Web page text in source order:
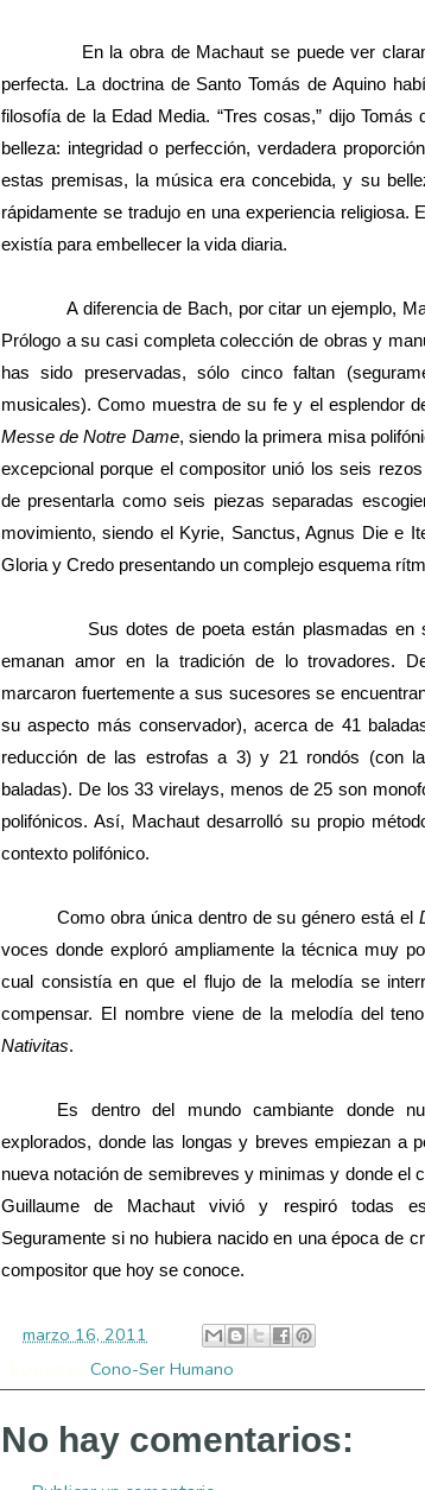
En la obra de Machaut se puede ver
perfecta. La doctrina de Santo Tomás de Aquino
filosofía de la Edad Media. “Tres cosas,” dijo Tomás
belleza: integridad o perfección, verdadera
estas premisas, la música era concebida, y su
rápidamente se tradujo en una experiencia religiosa.
existía para embellecer la vida diaria.
A diferencia de Bach, por citar un ejemplo,
Prólogo a su casi completa colección de obras y
has sido preservadas, sólo cinco faltan
musicales). Como muestra de su fe y el esplendor
Messe de Notre Dame, siendo la primera misa
excepcional porque el compositor unió los seis
de presentarla como seis piezas separadas
movimiento, siendo el Kyrie, Sanctus, Agnus Die e
Gloria y Credo presentando un complejo esquema
Sus dotes de poeta están plasmadas en
emanan amor en la tradición de lo trovadores.
marcaron fuertemente a sus sucesores se
su aspecto más conservador), acerca de 41
reducción de las estrofas a 3) y 21 rondós (con
baladas). De los 33 virelays, menos de 25 son
polifónicos. Así, Machaut desarrolló su propio
contexto polifónico.
Como obra única dentro de su género está el
voces donde exploró ampliamente la técnica muy
cual consistía en que el flujo de la melodía se
compensar. El nombre viene de la melodía del
Nativitas.
Es dentro del mundo cambiante donde
explorados, donde las longas y breves empiezan a
nueva notación de semibreves y minimas y donde el
Guillaume de Machaut vivió y respiró todas
Seguramente si no hubiera nacido en una época de
compositor que hoy se conoce.
marzo 16, 2011
Cono-Ser Humano
No hay comentarios: